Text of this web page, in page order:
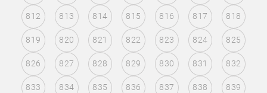
812 813 814 815 816 817 818
819 820 821 822 823 824 825
826 827 828 829 830 831 832
833 834 835 836 837 838 839